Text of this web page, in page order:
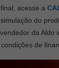
acesse a
simulação do
da Aldo
de